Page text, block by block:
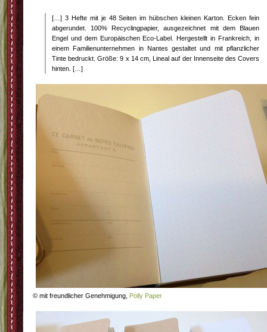
[…] 3 Hefte mit je 48 Seiten im hübschen kleinen Karton. Ecken fein
abgerundet. 100% Recyclingpapier, ausgezeichnet mit dem Blauen
Engel und dem Europäischen Eco-Label. Hergestellt in Frankreich, in
einem Familienunternehmen in Nantes gestaltet und mit pflanzlicher
Tinte bedruckt. Größe: 9 x 14 cm, Lineal auf der Innenseite des Covers
hinten. […]
© mit freundlicher Genehmigung, Polly Paper